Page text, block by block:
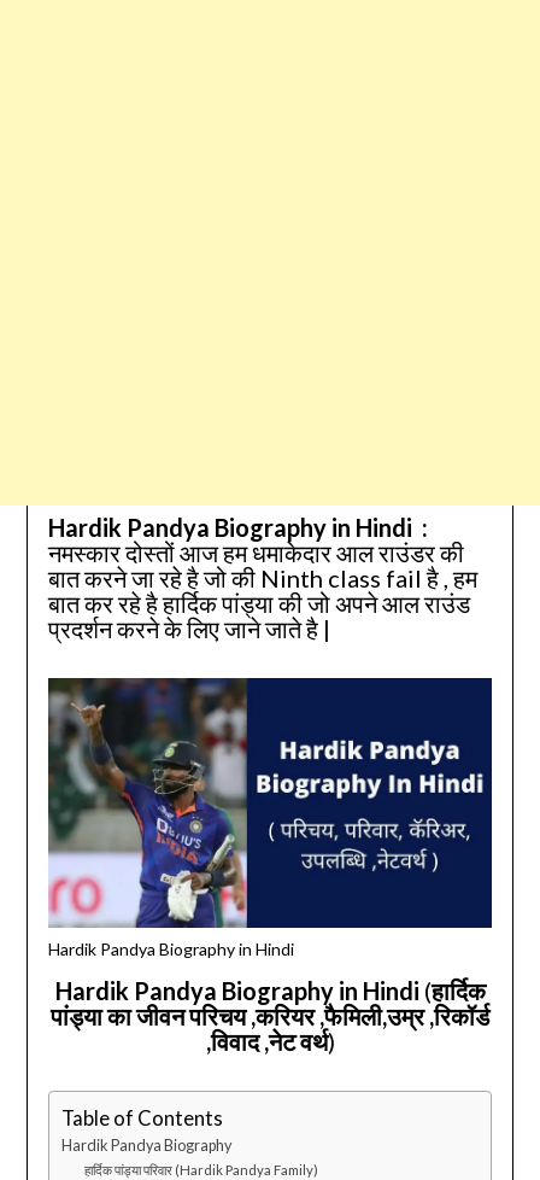
Hardik Pandya Biography in Hindi :
नमस्कार दोस्तों आज हम धमाकेदार आल राउंडर की
बात करने जा रहे है जो की Ninth class fail है , हम
बात कर रहे है हार्दिक पांड्या की जो अपने आल राउंड
प्रदर्शन करने के लिए जाने जाते है |
Hardik Pandya Biography in Hindi
Hardik Pandya Biography in Hindi (हार्दिक
पांड्या का जीवन परिचय ,करियर ,फैमिली,उम्र ,रिकॉर्ड
,विवाद ,नेट वर्थ)
Table of Contents
Hardik Pandya Biography
हार्दिक पांड्या परिवार (Hardik Pandya Family)